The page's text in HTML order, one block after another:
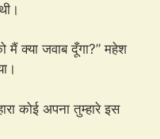
क्या जवाब दूँगा?” महेश
कोई अपना तुम्हारे इस